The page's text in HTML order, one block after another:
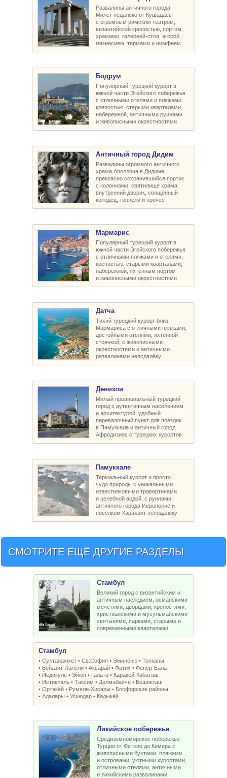
Развалины античного города
Милет недалеко от Кушадасы
с огромным римским театром,
византийской крепостью, портом,
храмами, галереей-стоа, агорой,
гимнасием, термами и нимфеем
Бодрум
Популярный турецкий курорт в
южной части Эгейского побережья
с отличными отелями и пляжами,
крепостью, старыми кварталами,
набережной, античными руинами
и живописными окрестностями
Античный город Дидим
Развалины огромного античного
храма Аполлона в Дидиме,
прекрасно сохранившийся портик
с колоннами, святилище храма,
внутренний дворик, священный
колодец, тоннели и прочее
Мармарис
Популярный турецкий курорт в
южной части Эгейского побережья
с отличными пляжами и отелями,
крепостью, старыми кварталами,
набережной, яхтенным портом
и живописными окрестностями
Датча
Тихий турецкий курорт близ
Мармариса с отличными пляжами,
достойными отелями, яхтенной
стоянкой, с живописными
окрестностями и античными
развалинами неподалёку
Денизли
Милый провициальный турецкий
город с аутентичным населением
и архитектурой, удобный
перевалочный пункт для поездок
в Памуккале и античный город
Афродизиас с турецких курортов
Памуккале
Термальный курорт и просто
чудо природы с уникальными
известняковыми травертинами
и целебной водой, с руинами
античного города Иерополис и
посёлком Карахаит неподалёку
СМОТРИТЕ ЕЩЁ ДРУГИЕ РАЗДЕЛЫ
Стамбул
Великий город с византийским и
античным наследием, османскими
мечетями, дворцами, крепостями,
христианскими и мусульманскими
святынями, парками, старыми и
современными кварталами
Стамбул
• Султанахмет • Св.София • Эминёню • Топкапы
• Бейазит-Лалели • Аксарай • Фатих • Фенер-Балат
• Йедикуле • Эйюп • Галата • Каракёй-Кабаташ
• Истикляль • Таксим • Долмабахче • Бешикташ
• Ортакёй • Румели-Xисары • Босфорские районы
• Адалары • Ускюдар • Кадыкёй
Ликийское побережье
Средиземноморское побережье
Турции от Фетхие до Кемера с
живописными бухтами, пляжами
и островами, уютными курортами,
отличными отелями, античными
и ликийскими развалинами